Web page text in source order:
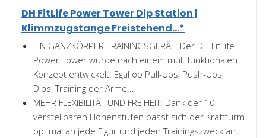
DH FitLife Power Tower Dip Station |
Klimmzugstange Freistehend...*
EIN GANZKÖRPER-TRAININGSGERÄT: Der DH FitLife
Power Tower wurde nach einem multifunktionalen
Konzept entwickelt. Egal ob Pull-Ups, Push-Ups,
Dips, Training der Arme...
MEHR FLEXIBILITÄT UND FREIHEIT: Dank der 10
verstellbaren Höhenstufen passt sich der Kraftturm
optimal an jede Figur und jeden Trainingszweck an.